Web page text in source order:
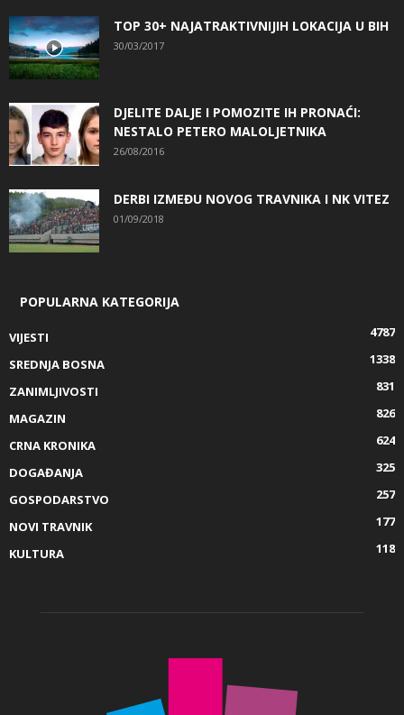
TOP 30+ NAJATRAKTIVNIJIH LOKACIJA U BIH
30/03/2017
DJELITE DALJE I POMOZITE IH PRONAĆI:
NESTALO PETERO MALOLJETNIKA
26/08/2016
DERBI IZMEĐU NOVOG TRAVNIKA I NK VITEZ
01/09/2018
POPULARNA KATEGORIJA
VIJESTI
4787
SREDNJA BOSNA
1338
ZANIMLJIVOSTI
831
MAGAZIN
826
CRNA KRONIKA
624
DOGAĐANJA
325
GOSPODARSTVO
257
NOVI TRAVNIK
177
KULTURA
118